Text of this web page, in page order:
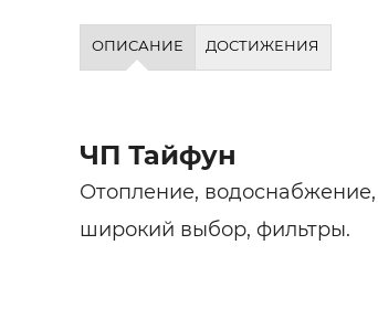
ОПИСАНИЕ ДОСТИЖЕНИЯ
ЧП Тайфун
Отопление,
широкий выбор, фильтры.